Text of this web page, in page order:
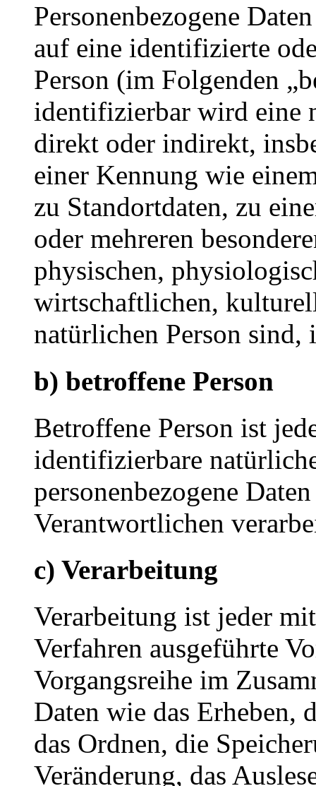
Personenbezogene
auf eine identifizierte
Person (im Folgenden
identifizierbar wird eine
direkt oder indirekt,
einer Kennung wie
zu Standortdaten, zu
oder mehreren
physischen,
wirtschaftlichen,
natürlichen Person
b) betroffene Person
Betroffene Person ist
identifizierbare
personenbezogene
Verantwortlichen
c) Verarbeitung
Verarbeitung ist jeder
Verfahren ausgeführte
Vorgangsreihe im
Daten wie das Erheben,
das Ordnen, die
Veränderung, das